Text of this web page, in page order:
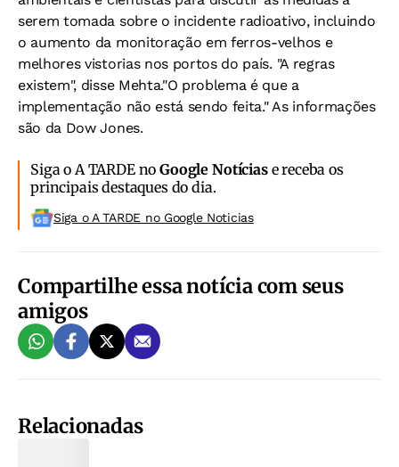
serem tomada sobre o incidente radioativo, incluindo
o aumento da monitoração em ferros-velhos e
melhores vistorias nos portos do país. "A regras
existem", disse Mehta."O problema é que a
implementação não está sendo feita." As informações
são da Dow Jones.
Siga o A TARDE noGoogle Notíciase receba os
principais destaques do dia.
Siga o A TARDE no Google Noticias
Compartilhe essa notícia com seus
amigos
Relacionadas